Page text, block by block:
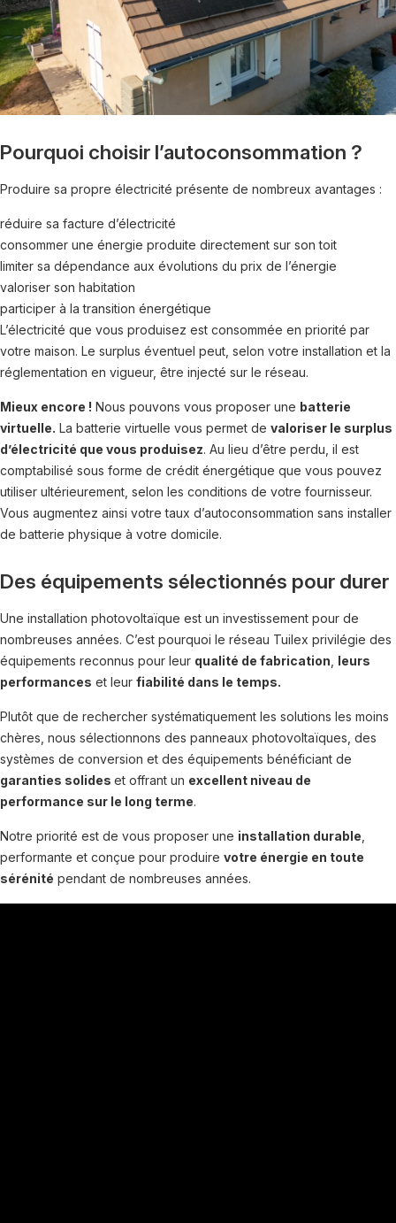
Pourquoi choisir l’autoconsommation ?
Produire sa propre électricité présente de nombreux avantages :
réduire sa facture d’électricité
consommer une énergie produite directement sur son toit
limiter sa dépendance aux évolutions du prix de l’énergie
valoriser son habitation
participer à la transition énergétique
L’électricité que vous produisez est consommée en priorité par
votre maison. Le surplus éventuel peut, selon votre installation et la
réglementation en vigueur, être injecté sur le réseau.
Mieux encore ! Nous pouvons vous proposer une batterie
virtuelle. La batterie virtuelle vous permet de valoriser le surplus
d’électricité que vous produisez. Au lieu d’être perdu, il est
comptabilisé sous forme de crédit énergétique que vous pouvez
utiliser ultérieurement, selon les conditions de votre fournisseur.
Vous augmentez ainsi votre taux d’autoconsommation sans installer
de batterie physique à votre domicile.
Des équipements sélectionnés pour durer
Une installation photovoltaïque est un investissement pour de
nombreuses années. C’est pourquoi le réseau Tuilex privilégie des
équipements reconnus pour leur qualité de fabrication leurs
performances et leur fiabilité dans le temps.
Plutôt que de rechercher systématiquement les solutions les moins
chères, nous sélectionnons des panneaux photovoltaïques, des
systèmes de conversion et des équipements bénéficiant de
garanties solides et offrant un excellent niveau de
performance sur le long terme.
Notre priorité est de vous proposer une installation durable
performante et conçue pour produire votre énergie en toute
sérénité pendant de nombreuses années.